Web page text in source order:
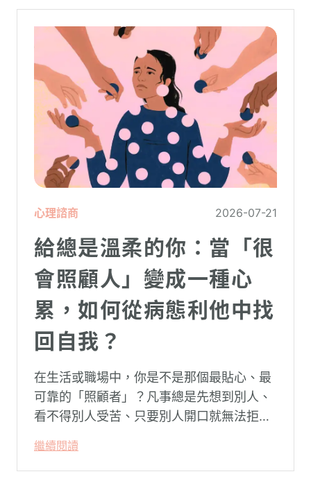
心理諮商 2026-07-21
給總是溫柔的你：當「很
會照顧人」變成一種心
累，如何從病態利他中找
回自我？
在生活或職場中，你是不是那個最貼心、最
可靠的「照顧者」？凡事總是先想到別人、
看不得別人受苦、只要別人開口就無法拒
常在夜深人靜時讓你感到莫名的心累與空
虛。
繼續閱讀